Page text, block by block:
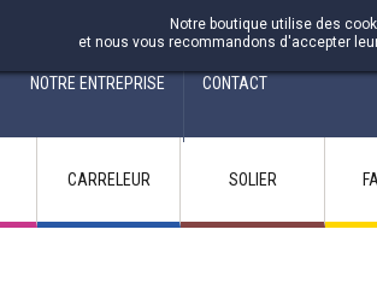
NOTRE ENTREPRISE CONTACT
Notre boutique utilise des
et nous vous recommandons d'accepter
CARRELEUR SOLIER